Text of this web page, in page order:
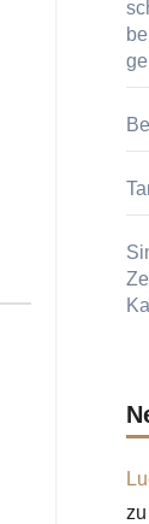
zu